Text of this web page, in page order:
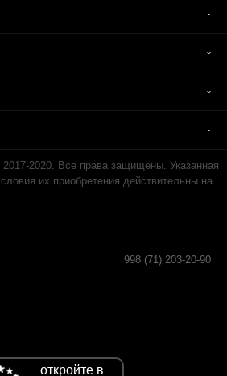
2020. Все права защищены. Указанная
их приобретения действительны на
998 (71) 203-20-90
откройте в